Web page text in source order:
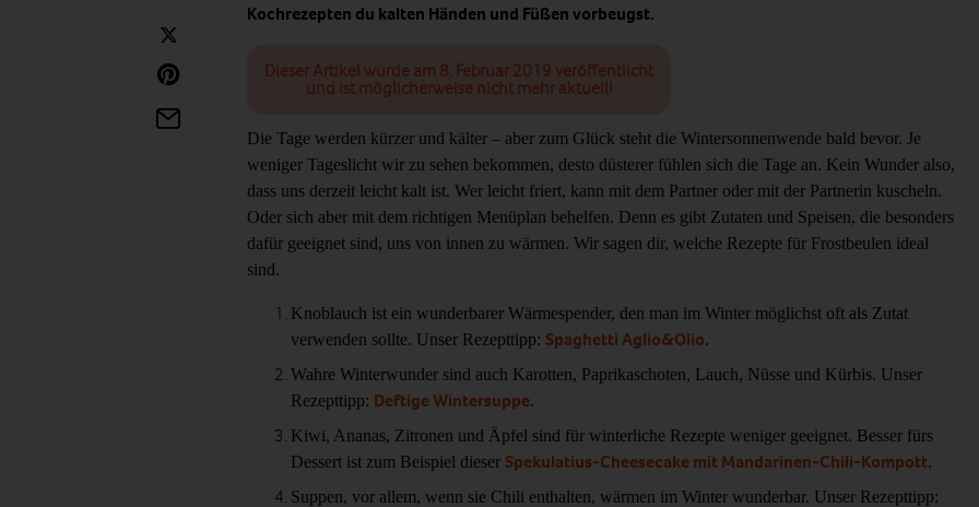
Kochrezepten du kalten Händen und Füßen vorbeugst.
Dieser Artikel wurde am 8. Februar 2019 veröffentlicht
und ist möglicherweise nicht mehr aktuell!
Die Tage werden kürzer und kälter – aber zum Glück steht die Wintersonnenwende bald bevor. Je
weniger Tageslicht wir zu sehen bekommen, desto düsterer fühlen sich die Tage an. Kein Wunder also,
dass uns derzeit leicht kalt ist. Wer leicht friert, kann mit dem Partner oder mit der Partnerin kuscheln.
Oder sich aber mit dem richtigen Menüplan behelfen. Denn es gibt Zutaten und Speisen, die besonders
dafür geeignet sind, uns von innen zu wärmen. Wir sagen dir, welche Rezepte für Frostbeulen ideal
sind.
Knoblauch ist ein wunderbarer Wärmespender, den man im Winter möglichst oft als Zutat
verwenden sollte. Unser Rezepttipp: Spaghetti Aglio&Olio.
Wahre Winterwunder sind auch Karotten, Paprikaschoten, Lauch, Nüsse und Kürbis. Unser
Rezepttipp: Deftige Wintersuppe.
Kiwi, Ananas, Zitronen und Äpfel sind für winterliche Rezepte weniger geeignet. Besser fürs
Dessert ist zum Beispiel dieser Spekulatius-Cheesecake mit Mandarinen-Chili-Kompott.
Suppen, vor allem, wenn sie Chili enthalten, wärmen im Winter wunderbar. Unser Rezepttipp: